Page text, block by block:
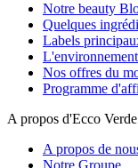
Notre beauty
Quelques
Labels
Nos offres du
Programme
A propos d'Ecco Verde
A propos de